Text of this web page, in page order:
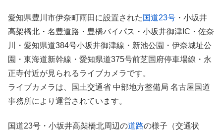
愛知県豊川市伊奈町雨田に設置された 国道23号 ・小坂井
高架橋北・名豊道路・豊橋バイパス・小坂井御津IC・佐奈
川・愛知県道384号小坂井御津線・新池公園・伊奈城址公
園・東海道新幹線・愛知県道375号前芝国府停車場線・永
正寺付近が見られるライブカメラです。
ライブカメラは、国土交通省 中部地方整備局 名古屋国道
事務所により運営されています。
国道23号・小坂井高架橋北周辺の道路の様子（交通状